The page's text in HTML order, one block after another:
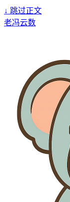
↓ 跳过正文
老冯云数